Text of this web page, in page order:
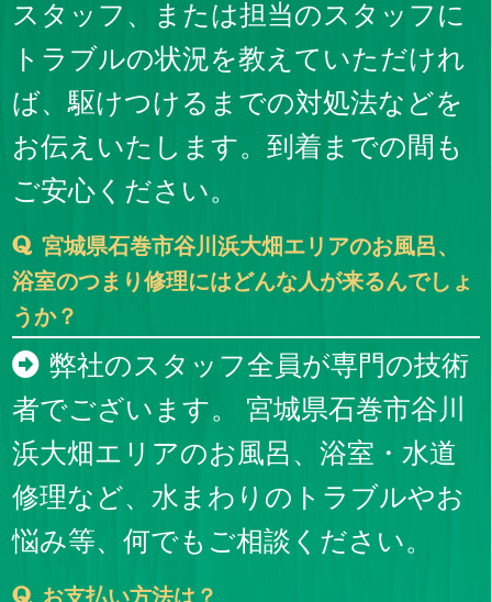
スタッフ、または担当のスタッフに
トラブルの状況を教えていただけれ
ば、駆けつけるまでの対処法などを
お伝えいたします。到着までの間も
ご安心ください。
宮城県石巻市谷川浜大畑エリアのお風呂、
浴室のつまり修理にはどんな人が来るんでしょ
うか？
弊社のスタッフ全員が専門の技術
者でございます。 宮城県石巻市谷川
浜大畑エリアのお風呂、浴室・水道
修理など、水まわりのトラブルやお
悩み等、何でもご相談ください。
お支払い方法は？